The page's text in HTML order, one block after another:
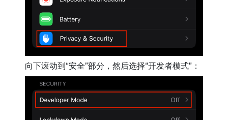
向下滚动到“安全”部分，然后选择“开发者模式”：